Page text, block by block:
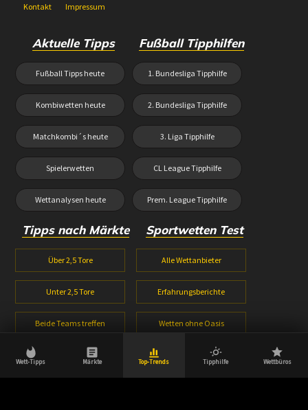
Wett-Tipps Märkte Top-Trends Tipphilfe Wettbüros
Kontakt
Impressum
Aktuelle Tipps
Fußball Tipps heute
Kombiwetten heute
Matchkombi´s heute
Spielerwetten
Wettanalysen heute
Fußball Tipphilfen
1. Bundesliga Tipphilfe
2. Bundesliga Tipphilfe
3. Liga Tipphilfe
CL League Tipphilfe
Prem. League Tipphilfe
Tipps nach Märkte
Über 2,5 Tore
Unter 2,5 Tore
Beide Teams treffen
1X2 Wetten
Sportwetten Test
Alle Wettanbieter
Erfahrungsberichte
Wetten ohne Oasis
Wetten ohne Lugas